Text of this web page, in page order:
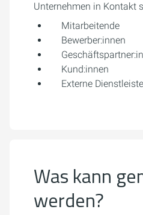
Unternehmen in Kontakt
Mitarbeitende
Bewerber:innen
Kund:innen
Externe
Was kann
werden?